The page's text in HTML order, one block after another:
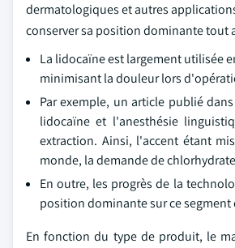
dermatologiques et autres
conserver sa position dominante tout
La lidocaïne est largement utilisée
minimisant la douleur lors
Par exemple, un article publié
lidocaïne et l'anesthésie
extraction. Ainsi, l'accent étant
monde, la demande de
En outre, les progrès de la
position dominante sur ce segment
En fonction du type de produit, le